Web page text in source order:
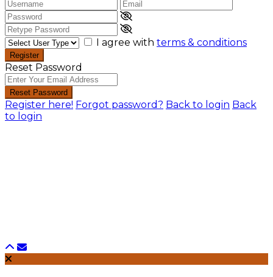
I agree with terms & conditions
Register
Reset Password
Reset Password
Register here! Forgot password? Back to login Back
to login